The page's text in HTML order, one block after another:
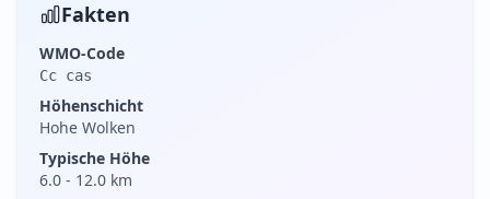
Fakten
WMO-Code
Cc cas
Höhenschicht
Hohe Wolken
Typische Höhe
6.0 - 12.0 km